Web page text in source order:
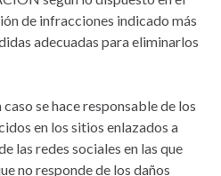
de infracciones indicado más
adecuadas para eliminarlos
se hace responsable de los
en los sitios enlazados a
las redes sociales en las que
no responde de los daños